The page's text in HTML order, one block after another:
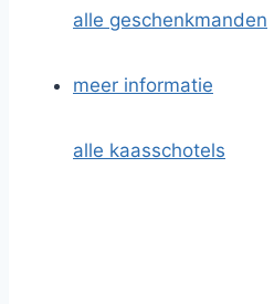
alle geschenkmanden
meer informatie
alle kaasschotels